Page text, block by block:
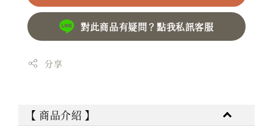
對此商品有疑問？點我私訊客服
分享
【 商品介紹 】